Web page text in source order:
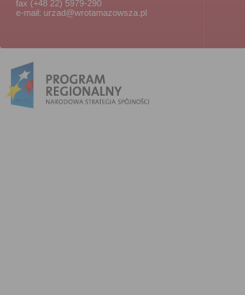
fax (+48 22) 5979-290
e-mail: urzad@wrotamazowsza.pl